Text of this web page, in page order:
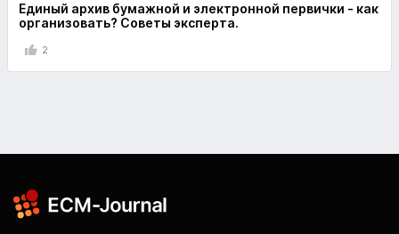
Единый архив бумажной и электронной первички - как
организовать? Советы эксперта.
2